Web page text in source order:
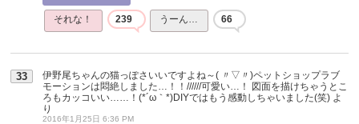
それな！ 239 うーん… 66
33
伊野尾ちゃんの猫っぽさいいですよね～( 〃▽〃)ペットショップラブ
モーションは悶絶しました…！！//////可愛い…！ 図面を描けちゃうとこ
ろもカッコいい……！(*´ω｀*)DIYではもう感動しちゃいました(笑) よ
り
2016年1月25日 6:36 PM